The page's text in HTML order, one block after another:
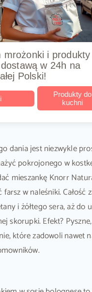
mrożonki i
w 24h na
Polski!
Produkty do
kuchni
dania jest niezwykle
pokrojonego w
mieszankę Knorr
w naleśniki. Całość
i żółtego sera, aż do
skorupki. Efekt? Pyszne,
które zadowoli nawet